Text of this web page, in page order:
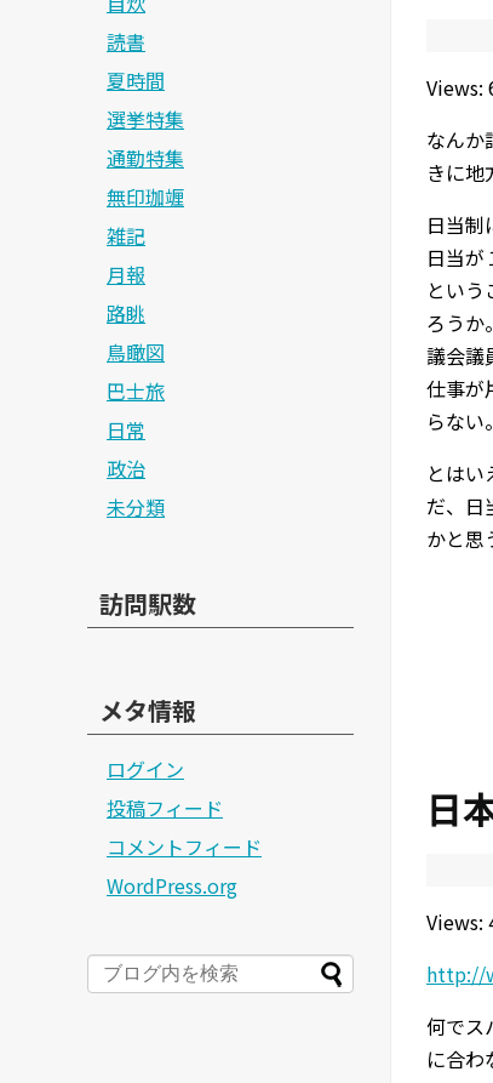
Views:
なんか
きに地
日当制
日当が
とい
ろうか
議会議
仕事が
らない。
とは
だ、日
かと思
日
Views:
http://
何でス
に合わ
読書
夏時間
選挙特集
通勤特集
無印珈竰
雑記
月報
路眺
鳥瞰図
巴士旅
日常
政治
未分類
訪問駅数
メタ情報
ログイン
投稿フィード
コメントフィード
WordPress.org